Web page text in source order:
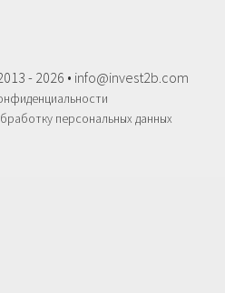
- 2026 • info@invest2b.com
персональных данных